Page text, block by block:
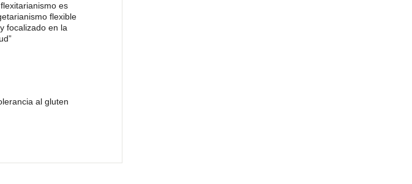
flexitarianismo es
flexible
focalizado en la
al gluten